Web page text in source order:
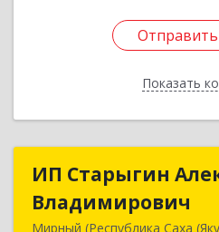
Отправить
Показать
Отправить
ИП Старыгин
Владимирович
Мирный (Республика Саха
ИП